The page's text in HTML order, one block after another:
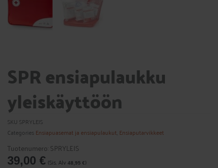
SPR ensiapulaukku
yleiskäyttöön
SKU SPRYLEIS
Categories Ensiapuasemat ja ensiapulaukut Ensiaputarvikkeet
Tuotenumero: SPRYLEIS
39,00 € (Sis. Alv 48,95 €)